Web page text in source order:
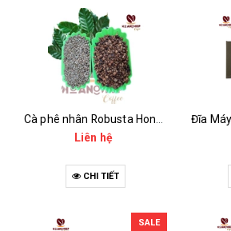
Liên hệ
CHI TIẾT
SALE